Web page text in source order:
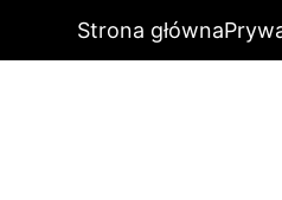
Strona główna